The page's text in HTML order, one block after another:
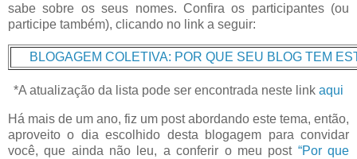
sabe sobre os seus nomes. Confira os participantes (ou
participe também), clicando no link a seguir:
BLOGAGEM COLETIVA: POR QUE SEU BLOG TEM
*A atualização da lista pode ser encontrada neste link aqui
Há mais de um ano, fiz um post abordando este tema, então,
aproveito o dia escolhido desta blogagem para convidar
você, que ainda não leu, a conferir o meu post “Por que